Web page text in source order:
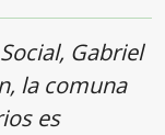
Gabriel
la comuna
es